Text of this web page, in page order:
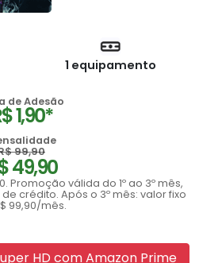
1 equipamento
de Adesão
1,90*
99,90
49,90
Promoção válida do 1º ao 3º mês,
crédito. Após o 3º mês: valor fixo
99,90/mês.
HD com Amazon Prime